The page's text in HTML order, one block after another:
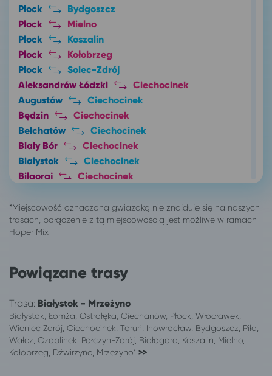
Płock
Bydgoszcz
Płock
Mielno
Płock
Koszalin
Płock
Kołobrzeg
Płock
Solec-Zdrój
Aleksandrów Łódzki
Ciechocinek
Augustów
Ciechocinek
Będzin
Ciechocinek
Bełchatów
Ciechocinek
Biały Bór
Ciechocinek
Białystok
Ciechocinek
Biłgoraj
Ciechocinek
Busko-Zdrój
Ciechocinek
Bydgoszcz
Ciechocinek
Bytom
Chorzów
Ciechocinek
Chrzanów
Ciechocinek
Ciechanów
Ciechocinek
Ciechocinek
Zator*
Ciechocinek
Kudowa-Zdrój
Ciechocinek
Lądek-Zdrój
Ciechocinek
Mielno
Powiązane trasy
Trasa: Białystok - Mrzeżyno
Białystok, Łomża, Ostrołęka, Ciechanów, Płock, Włocławek,
Wieniec Zdrój, Ciechocinek, Toruń, Inowrocław, Bydgoszcz, Piła,
Wałcz, Czaplinek, Połczyn-Zdrój, Białogard, Koszalin, Mielno,
Kołobrzeg, Dźwirzyno, Mrzeżyno* >>